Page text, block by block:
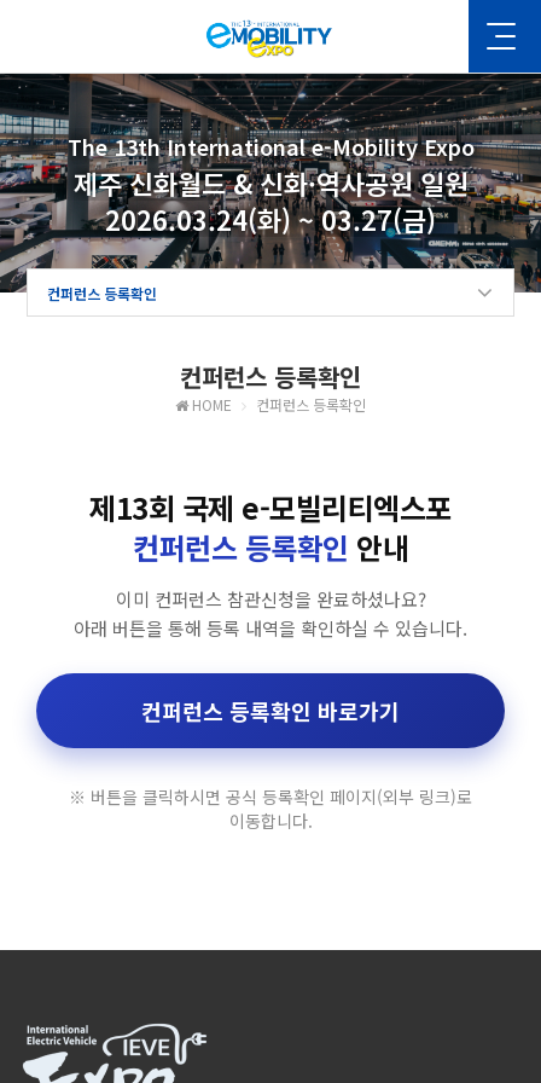
The 13th International e-Mobility Expo
제주 신화월드 & 신화·역사공원 일원
2026.03.24(화) ~ 03.27(금)
컨퍼런스 등록확인
컨퍼런스 등록확인
HOME 컨퍼런스 등록확인
제13회 국제 e-모빌리티엑스포
컨퍼런스 등록확인 안내
이미 컨퍼런스 참관신청을 완료하셨나요?
아래 버튼을 통해 등록 내역을 확인하실 수 있습니다.
컨퍼런스 등록확인 바로가기
※ 버튼을 클릭하시면 공식 등록확인 페이지(외부 링크)로
이동합니다.